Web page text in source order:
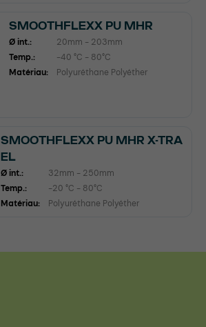
SMOOTHFLEXX PU MHR
Ø int.:
20mm - 203mm
Temp.:
-40 °C - 80°C
Matériau:
Polyuréthane Polyéther
SMOOTHFLEXX PU MHR X-TRA
EL
Ø int.:
32mm - 250mm
Temp.:
-20 °C - 80°C
Matériau:
Polyuréthane Polyéther